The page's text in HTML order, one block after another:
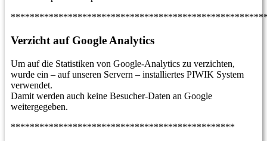
Verzicht auf Google Analytics
Um auf die Statistiken von Google-Analytics zu verzichten,
wurde ein – auf unseren Servern – installiertes PIWIK System
verwendet.
Damit werden auch keine Besucher-Daten an Google
weitergegeben.
***********************************************